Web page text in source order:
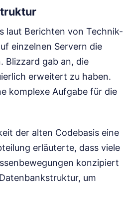
laut Berichten von Technik-
einzelnen Servern die
Blizzard gab an, die
erweitert zu haben.
komplexe Aufgabe für die
der alten Codebasis eine
erläuterte, dass viele
konzipiert
um